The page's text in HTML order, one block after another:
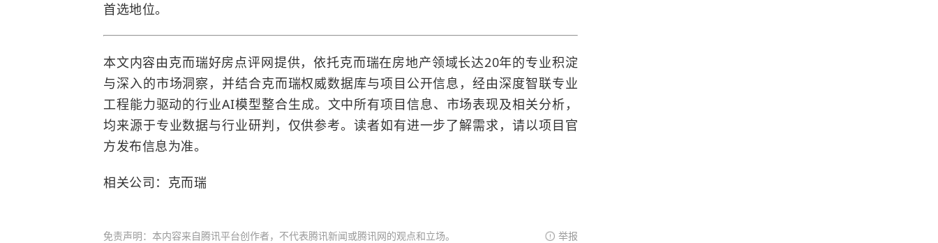
首选地位。
本文内容由克而瑞好房点评网提供，依托克而瑞在房地产领域长达20年的专业积淀
与深入的市场洞察，并结合克而瑞权威数据库与项目公开信息，经由深度智联专业
工程能力驱动的行业AI模型整合生成。文中所有项目信息、市场表现及相关分析，
均来源于专业数据与行业研判，仅供参考。读者如有进一步了解需求，请以项目官
方发布信息为准。
相关公司：克而瑞
免责声明：本内容来自腾讯平台创作者，不代表腾讯新闻或腾讯网的观点和立场。 举报